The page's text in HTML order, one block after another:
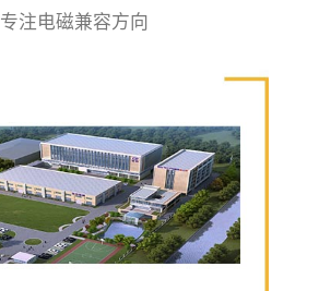
专注电磁兼容方向